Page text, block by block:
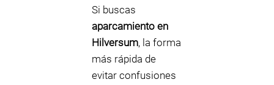
Si buscas
aparcamiento en
Hilversum, la forma
más rápida de
evitar confusiones